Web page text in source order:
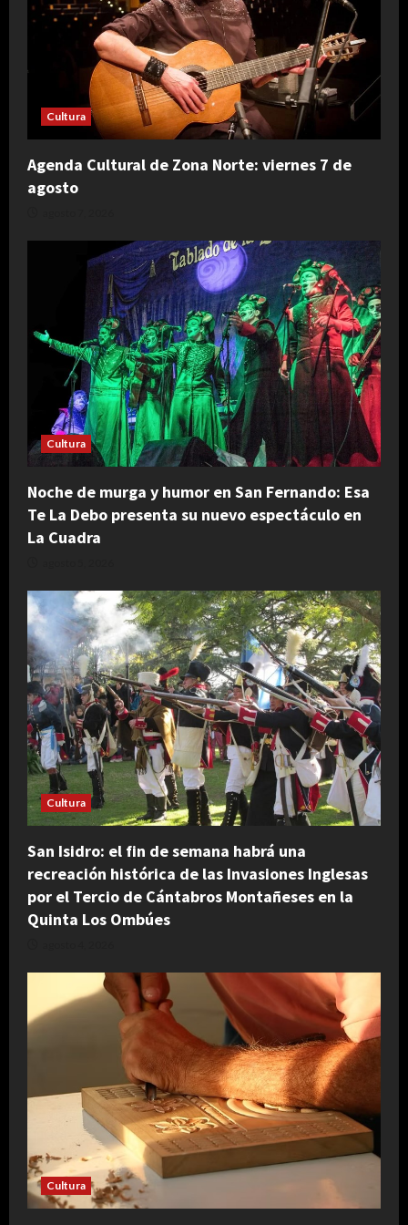
Cultura
Agenda Cultural de Zona Norte: viernes 7 de
agosto
Cultura
Noche de murga y humor en San Fernando: Esa
Te La Debo presenta su nuevo espectáculo en
La Cuadra
Cultura
San Isidro: el fin de semana habrá una
recreación histórica de las Invasiones Inglesas
por el Tercio de Cántabros Montañeses en la
Quinta Los Ombúes
Cultura